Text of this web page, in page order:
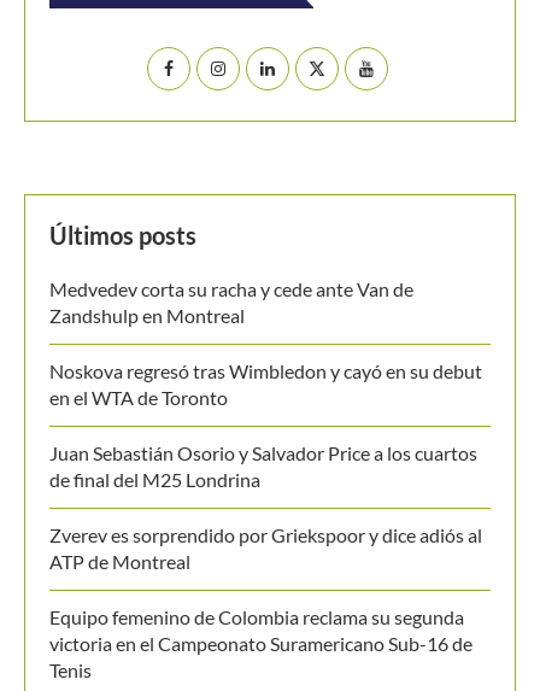
Últimos posts
Medvedev corta su racha y cede ante Van de
Zandshulp en Montreal
Noskova regresó tras Wimbledon y cayó en su debut
en el WTA de Toronto
Juan Sebastián Osorio y Salvador Price a los cuartos
de final del M25 Londrina
Zverev es sorprendido por Griekspoor y dice adiós al
ATP de Montreal
Equipo femenino de Colombia reclama su segunda
victoria en el Campeonato Suramericano Sub-16 de
Tenis